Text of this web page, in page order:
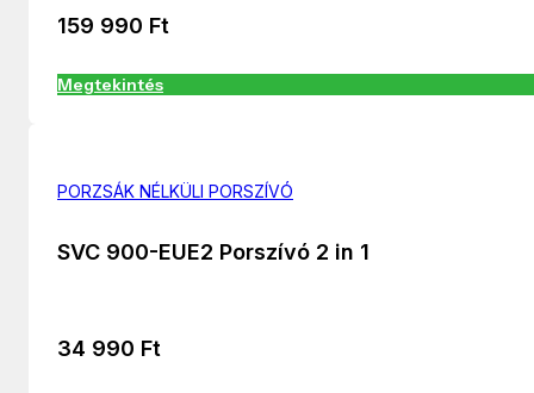
159 990 Ft
Megtekintés
PORZSÁK NÉLKÜLI PORSZÍVÓ
SVC 900-EUE2 Porszívó 2 in 1
34 990 Ft